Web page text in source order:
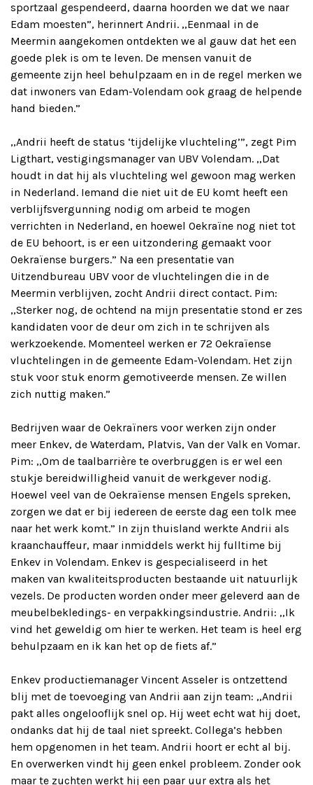
sportzaal gespendeerd, daarna hoorden we dat we naar
Edam moesten”, herinnert Andrii. ,,Eenmaal in de
Meermin aangekomen ontdekten we al gauw dat het een
goede plek is om te leven. De mensen vanuit de
gemeente zijn heel behulpzaam en in de regel merken we
dat inwoners van Edam-Volendam ook graag de helpende
hand bieden.”
,,Andrii heeft de status ‘tijdelijke vluchteling’”, zegt Pim
Ligthart, vestigingsmanager van UBV Volendam. ,,Dat
houdt in dat hij als vluchteling wel gewoon mag werken
in Nederland. Iemand die niet uit de EU komt heeft een
verblijfsvergunning nodig om arbeid te mogen
verrichten in Nederland, en hoewel Oekraïne nog niet tot
de EU behoort, is er een uitzondering gemaakt voor
Oekraïense burgers.” Na een presentatie van
Uitzendbureau UBV voor de vluchtelingen die in de
Meermin verblijven, zocht Andrii direct contact. Pim:
,,Sterker nog, de ochtend na mijn presentatie stond er zes
kandidaten voor de deur om zich in te schrijven als
werkzoekende. Momenteel werken er 72 Oekraïense
vluchtelingen in de gemeente Edam-Volendam. Het zijn
stuk voor stuk enorm gemotiveerde mensen. Ze willen
zich nuttig maken.”
Bedrijven waar de Oekraïners voor werken zijn onder
meer Enkev, de Waterdam, Platvis, Van der Valk en Vomar.
Pim: ,,Om de taalbarrière te overbruggen is er wel een
stukje bereidwilligheid vanuit de werkgever nodig.
Hoewel veel van de Oekraïense mensen Engels spreken,
zorgen we dat er bij iedereen de eerste dag een tolk mee
naar het werk komt.” In zijn thuisland werkte Andrii als
kraanchauffeur, maar inmiddels werkt hij fulltime bij
Enkev in Volendam. Enkev is gespecialiseerd in het
maken van kwaliteitsproducten bestaande uit natuurlijk
vezels. De producten worden onder meer geleverd aan de
meubelbekledings- en verpakkingsindustrie. Andrii: ,,Ik
vind het geweldig om hier te werken. Het team is heel erg
behulpzaam en ik kan het op de fiets af.”
Enkev productiemanager Vincent Asseler is ontzettend
blij met de toevoeging van Andrii aan zijn team: ,,Andrii
pakt alles ongelooflijk snel op. Hij weet echt wat hij doet,
ondanks dat hij de taal niet spreekt. Collega’s hebben
hem opgenomen in het team. Andrii hoort er echt al bij.
En overwerken vindt hij geen enkel probleem. Zonder ook
maar te zuchten werkt hij een paar uur extra als het